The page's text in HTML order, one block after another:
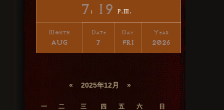
7 19 P.M.
Month
AUG
Date
7
Day
FRI
Year
2026
« 2025年12月 »
一 二 三 四 五 六 日